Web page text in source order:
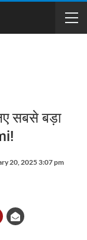
सबसे बड़ा
20, 2025 3:07 pm